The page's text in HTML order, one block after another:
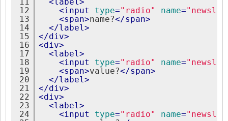
12
13
14
15
16
17
18
19
20
21
22
23
24
<input type="radio" name=
<span>name?</span>
</label>
</div>
<div>
<label>
<input type="radio" name=
<span>value?</span>
</label>
</div>
<div>
<label>
<input type="radio" name=